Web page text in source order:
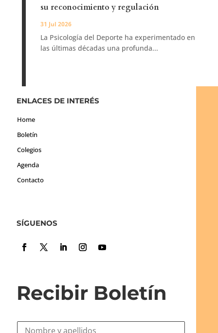
su reconocimiento y regulación
31 Jul 2026
La Psicología del Deporte ha experimentado en
las últimas décadas una profunda...
ENLACES DE INTERÉS
Home
Boletín
Colegios
Agenda
Contacto
SÍGUENOS
Recibir Boletín
N